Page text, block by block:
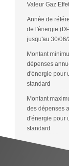
Valeur Gaz
Année de
de l'énergie
jusqu'au 30/06/
Montant
dépenses
d'énergie pour
standard
Montant
des dépenses
d'énergie pour
standard